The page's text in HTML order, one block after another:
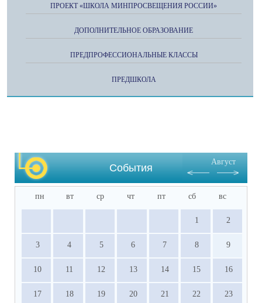
ПРОЕКТ «ШКОЛА МИНПРОСВЕЩЕНИЯ РОССИИ»
ДОПОЛНИТЕЛЬНОЕ ОБРАЗОВАНИЕ
ПРЕДПРОФЕССИОНАЛЬНЫЕ КЛАССЫ
ПРЕДШКОЛА
События
Август
пн вт ср чт пт сб вс
1 2
3 4 5 6 7 8 9
10 11 12 13 14 15 16
17 18 19 20 21 22 23